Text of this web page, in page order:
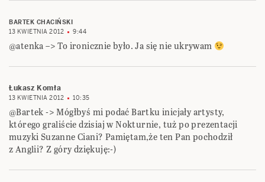
BARTEK CHACIŃSKI
13 KWIETNIA 2012
9:44
@atenka –> To ironicznie było. Ja się nie ukrywam
Łukasz Komła
13 KWIETNIA 2012 10:35
@Bartek -> Mógłbyś mi podać Bartku inicjały artysty,
którego graliście dzisiaj w Nokturnie, tuż po prezentacji
muzyki Suzanne Ciani? Pamiętam,że ten Pan pochodził
z Anglii? Z góry dziękuję:-)